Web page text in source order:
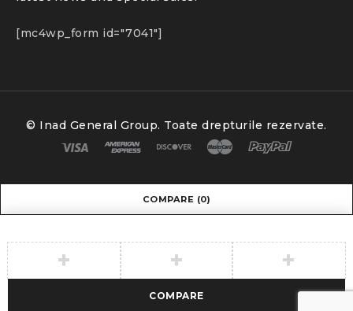
[mc4wp_form id="7041"]
© Inad General Group. Toate drepturile rezervate.
COMPARE (0)
COMPARE